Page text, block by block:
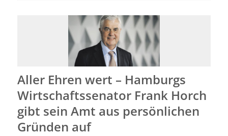
Aller Ehren wert – Hamburgs
Wirtschaftssenator Frank Horch
gibt sein Amt aus persönlichen
Gründen auf